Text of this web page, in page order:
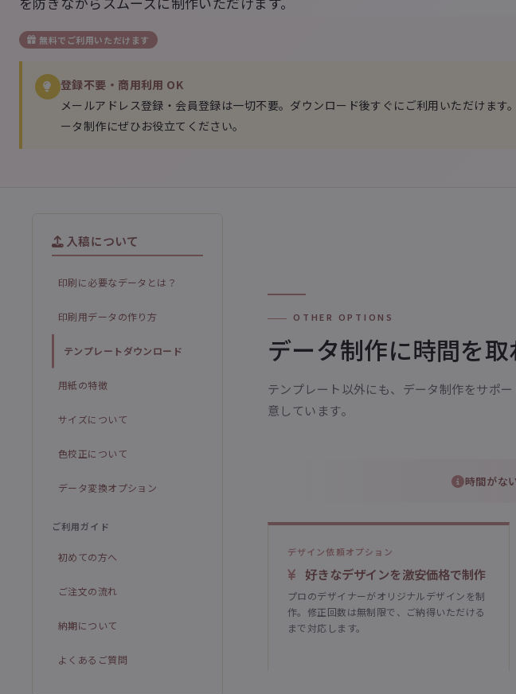
無料でご利用いただけます
登録不要・商用利用 OK
メールアドレス登録・会員登録は一切不要。ダウンロード後すぐにご利用いただけます
ータ制作にぜひお役立てください。
入稿について
印刷に必要なデータとは？
印刷用データの作り方
テンプレートダウンロード
用紙の特徴
サイズについて
色校正について
データ変換オプション
ご利用ガイド
初めての方へ
ご注文の流れ
納期について
よくあるご質問
OTHER OPTIONS
データ制作に時間を
テンプレート以外にも、データ制作をサポ
意しています。
時間がな
デザイン依頼オプション
好きなデザインを激安価格で制作
プロのデザイナーがオリジナルデザインを制
作。修正回数は無制限で、ご納得いただける
まで対応します。